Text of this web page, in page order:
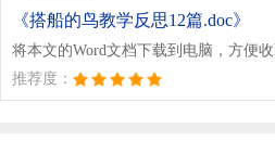
《搭船的鸟教学反思12篇.doc》
将本文的Word文档下载到电脑，方便
推荐度：